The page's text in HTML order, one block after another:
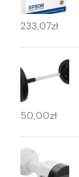
233,07zł
50,00zł